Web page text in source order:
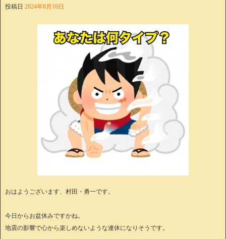
投稿日 2024年8月10日
おはようございます、村田・勇一です。
今日からお盆休みですかね。
地震の影響で心から楽しめないような連休になりそうです。